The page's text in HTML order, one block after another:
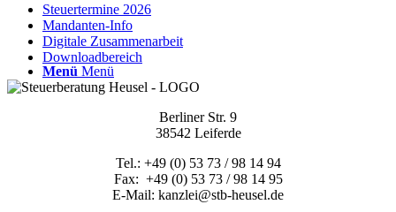
Menü Menü
Steuertermine 2026
Mandanten-Info
Digitale Zusammenarbeit
Downloadbereich
Berliner Str. 9
38542 Leiferde
Tel.: +49 (0) 53 73 / 98 14 94
Fax: +49 (0) 53 73 / 98 14 95
E-Mail: kanzlei@stb-heusel.de